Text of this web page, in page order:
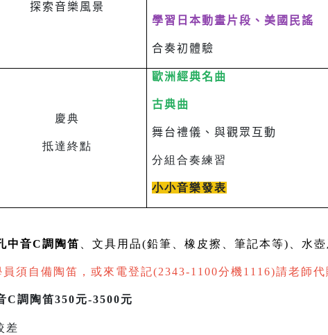
探索音樂風景
學習日本動畫片段、美國民謠
合奏初體驗
慶典
抵達終點
歐洲經典名曲
古典曲
舞台禮儀、與觀眾互動
分組合奏練習
小小音樂發表
中音C調陶笛 、文具用品(鉛筆、橡皮擦、筆記本等)、水壺
須自備陶笛，或來電登記(2343-1100分機1116)請老師代
C調陶笛350元-3500元
差